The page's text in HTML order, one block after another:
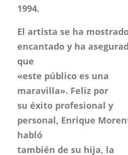
1994.
El artista se ha
encantado y ha
que
«este público es una
maravilla». Feliz por
su éxito profesional y
personal, Enrique
habló
también de su hija, la